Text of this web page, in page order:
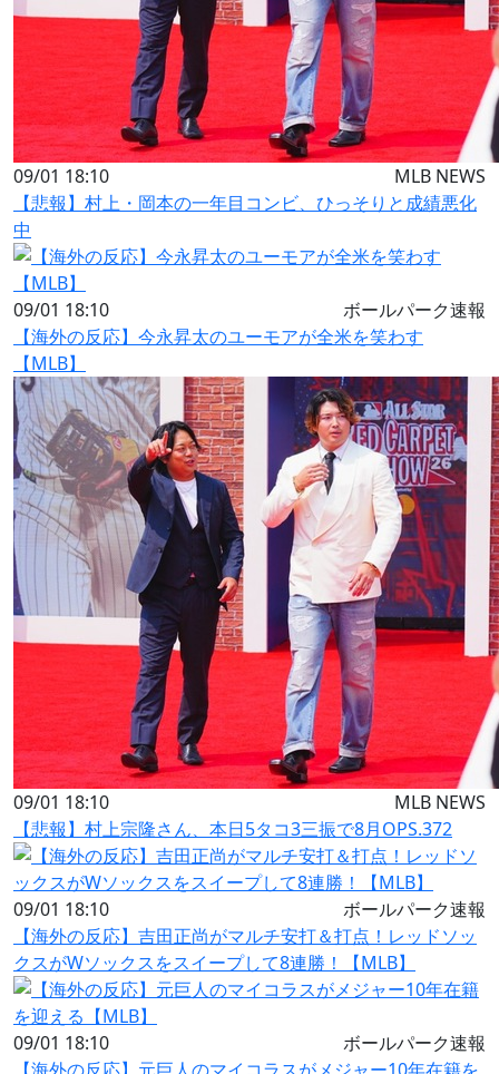
09/01 18:10
MLB NEWS
【悲報】村上・岡本の一年目コンビ、ひっそりと成績悪化
中
09/01 18:10
ボールパーク速報
【海外の反応】今永昇太のユーモアが全米を笑わす
【MLB】
09/01 18:10
MLB NEWS
【悲報】村上宗隆さん、本日5タコ3三振で8月OPS.372
09/01 18:10
ボールパーク速報
【海外の反応】吉田正尚がマルチ安打＆打点！レッドソッ
クスがWソックスをスイープして8連勝！【MLB】
09/01 18:10
ボールパーク速報